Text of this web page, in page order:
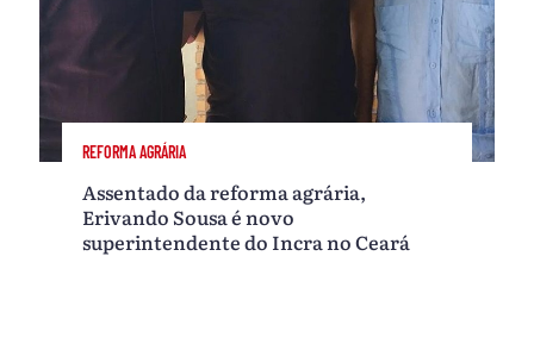
REFORMA AGRÁRIA
Assentado da reforma agrária,
Erivando Sousa é novo
superintendente do Incra no Ceará